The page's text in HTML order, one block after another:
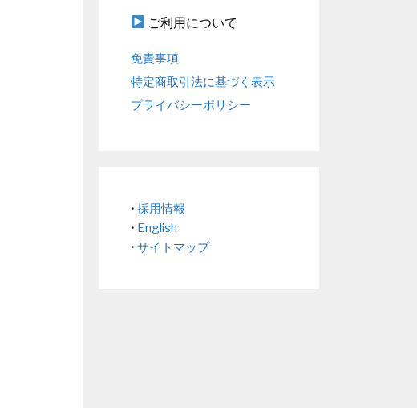
ご利用について
免責事項
特定商取引法に基づく表示
プライバシーポリシー
• 採用情報
• English
• サイトマップ